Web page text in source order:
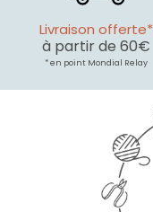
Livraison offerte*
à partir de 60€
* en point Mondial Relay